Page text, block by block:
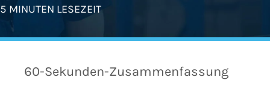
5 MINUTEN LESEZEIT
60-Sekunden-Zusammenfassung